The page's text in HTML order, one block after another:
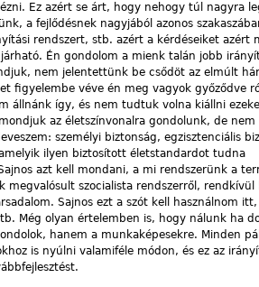
Ez azért se árt, hogy nehogy túl nagyra
a fejlődésnek nagyjából azonos
rendszert, stb. azért a kérdéseiket azért
Én gondolom a mienk talán jobb
nem jelentettünk be csődöt az elmúlt
figyelembe véve én meg vagyok győződve
állnánk így, és nem tudtuk volna kiállni
az életszínvonalra gondolunk, de nem
személyi biztonság, egzisztenciális
ilyen biztosított életstandardot tudna
azt kell mondani, a mi rendszerünk a
megvalósult szocialista rendszerről, rendkívül
Sajnos ezt a szót kell használnom
Még olyan értelemben is, hogy nálunk ha
hanem a munkaképesekre. Minden
is nyúlni valamiféle módon, és ez az